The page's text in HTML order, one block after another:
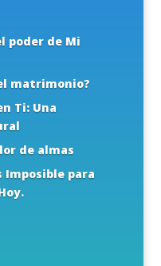
poder de Mi
matrimonio?
Ti: Una
de almas
Imposible para